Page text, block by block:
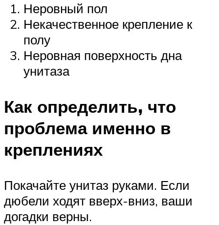
Неровный пол
Некачественное крепление к
полу
Неровная поверхность дна
унитаза
Как определить, что
проблема именно в
креплениях
Покачайте унитаз руками. Если
дюбели ходят вверх-вниз, ваши
догадки верны.